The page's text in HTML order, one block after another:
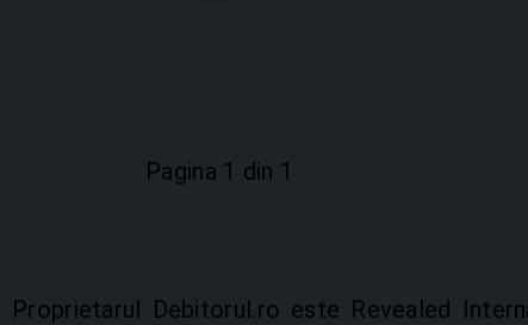
Pagina 1 din 1
Proprietarul Debitorul.ro este Revealed